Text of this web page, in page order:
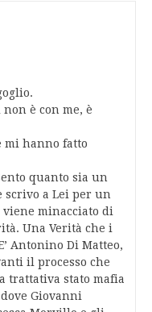
è con me, è
mi hanno fatto
quanto sia un
scrivo a Lei per un
minacciato di
Una Verità che i
Antonino Di Matteo,
il processo che
trattativa stato mafia
Giovanni